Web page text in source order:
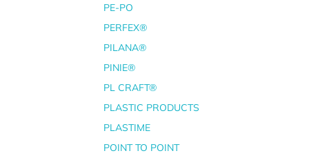
PE-PO
PERFEX®
PILANA®
PINIE®
PL CRAFT®
PLASTIC PRODUCTS
PLASTIME
POINT TO POINT